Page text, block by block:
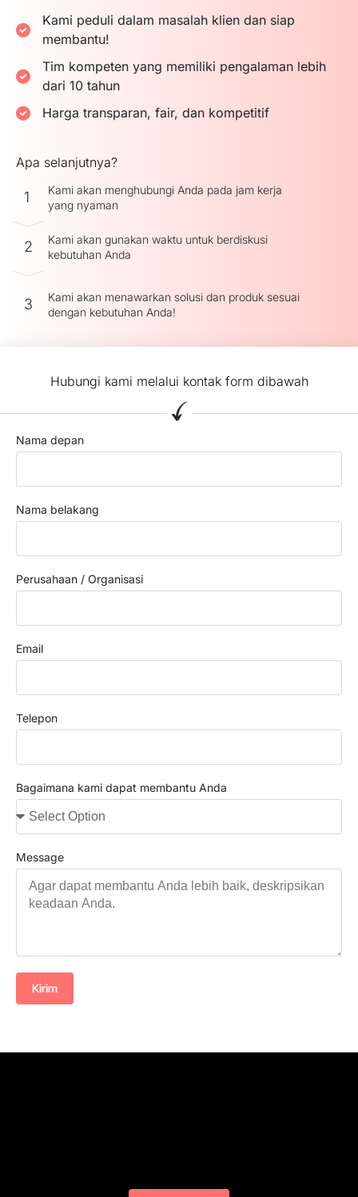
Kami peduli dalam masalah klien dan siap
membantu!
Tim kompeten yang memiliki pengalaman lebih
dari 10 tahun
Harga transparan, fair, dan kompetitif
Apa selanjutnya?
1
Kami akan menghubungi Anda pada jam kerja
yang nyaman
2
Kami akan gunakan waktu untuk berdiskusi
kebutuhan Anda
3
Kami akan menawarkan solusi dan produk sesuai
dengan kebutuhan Anda!
Hubungi kami melalui kontak form dibawah
Nama depan
Nama belakang
Perusahaan / Organisasi
Email
Telepon
Bagaimana kami dapat membantu Anda
Message
Kirim